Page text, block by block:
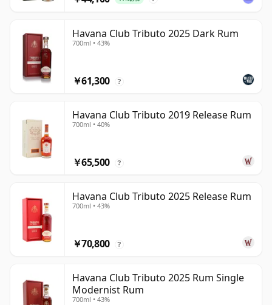
Havana Club Tributo 2025 Dark Rum
700ml • 43%
￥61,300 ?
Havana Club Tributo 2019 Release Rum
700ml • 40%
￥65,500 ?
Havana Club Tributo 2025 Release Rum
700ml • 43%
￥70,800 ?
Havana Club Tributo 2025 Rum Single
Modernist Rum
700ml • 43%